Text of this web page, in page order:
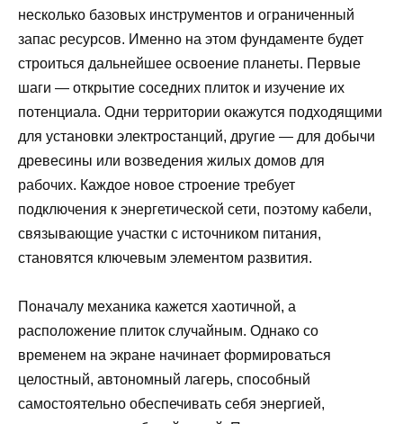
несколько базовых инструментов и ограниченный
запас ресурсов. Именно на этом фундаменте будет
строиться дальнейшее освоение планеты. Первые
шаги — открытие соседних плиток и изучение их
потенциала. Одни территории окажутся подходящими
для установки электростанций, другие — для добычи
древесины или возведения жилых домов для
рабочих. Каждое новое строение требует
подключения к энергетической сети, поэтому кабели,
связывающие участки с источником питания,
становятся ключевым элементом развития.
Поначалу механика кажется хаотичной, а
расположение плиток случайным. Однако со
временем на экране начинает формироваться
целостный, автономный лагерь, способный
самостоятельно обеспечивать себя энергией,